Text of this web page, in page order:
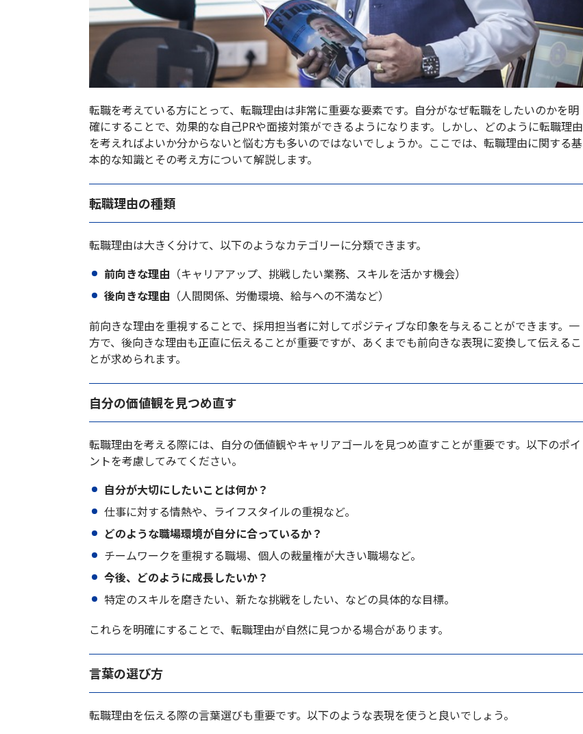
転職を考えている方にとって、転職理由は非常に重要な要素です。自分がなぜ転職をしたいのかを明
確にすることで、効果的な自己PRや面接対策ができるようになります。しかし、どのように転職理由
を考えればよいか分からないと悩む方も多いのではないでしょうか。ここでは、転職理由に関する基
本的な知識とその考え方について解説します。
転職理由の種類
転職理由は大きく分けて、以下のようなカテゴリーに分類できます。
前向きな理由 （キャリアアップ、挑戦したい業務、スキルを活かす機会）
後向きな理由 （人間関係、労働環境、給与への不満など）
前向きな理由を重視することで、採用担当者に対してポジティブな印象を与えることができます。一
方で、後向きな理由も正直に伝えることが重要ですが、あくまでも前向きな表現に変換して伝えるこ
とが求められます。
自分の価値観を見つめ直す
転職理由を考える際には、自分の価値観やキャリアゴールを見つめ直すことが重要です。以下のポイ
ントを考慮してみてください。
自分が大切にしたいことは何か？
仕事に対する情熱や、ライフスタイルの重視など。
どのような職場環境が自分に合っているか？
チームワークを重視する職場、個人の裁量権が大きい職場など。
今後、どのように成長したいか？
特定のスキルを磨きたい、新たな挑戦をしたい、などの具体的な目標。
これらを明確にすることで、転職理由が自然に見つかる場合があります。
言葉の選び方
転職理由を伝える際の言葉選びも重要です。以下のような表現を使うと良いでしょう。